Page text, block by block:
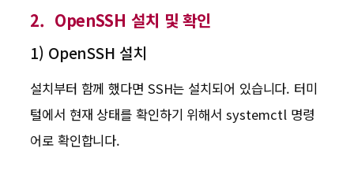
2. OpenSSH 설치 및 확인
1) OpenSSH 설치
설치부터 함께 했다면 SSH는 설치되어 있습니다. 터미
털에서 현재 상태를 확인하기 위해서 systemctl 명령
어로 확인합니다.